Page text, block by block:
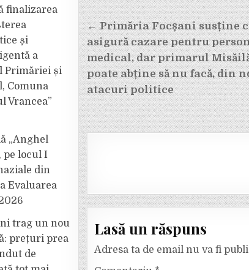
Navigare
în
articole
← Primăria Focșani susține
asigură cazare pentru
medical, dar primarul
poate abține să nu facă, din
atacuri politice
Lasă un răspuns
Adresa ta de email nu va fi
finalizarea
și
a
Primăriei și
Comuna
Vrancea”
„Anghel
pe locul I
din
Evaluarea
trag un nou
prețuri prea
de